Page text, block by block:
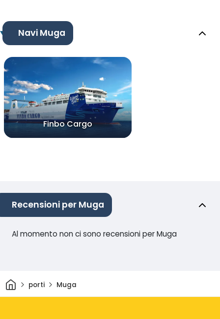
Navi Muga
Finbo Cargo
Recensioni per Muga
Al momento non ci sono recensioni per Muga
Casaporti Muga